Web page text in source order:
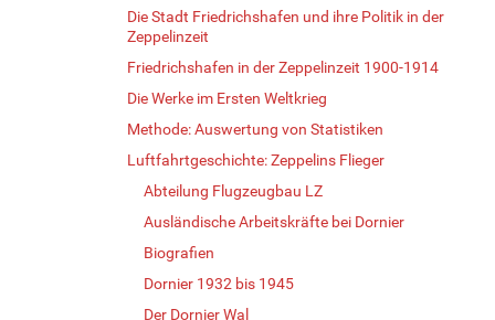
Die Stadt Friedrichshafen und ihre Politik in der
Zeppelinzeit
Friedrichshafen in der Zeppelinzeit 1900-1914
Die Werke im Ersten Weltkrieg
Methode: Auswertung von Statistiken
Luftfahrtgeschichte: Zeppelins Flieger
Abteilung Flugzeugbau LZ
Ausländische Arbeitskräfte bei Dornier
Biografien
Dornier 1932 bis 1945
Der Dornier Wal